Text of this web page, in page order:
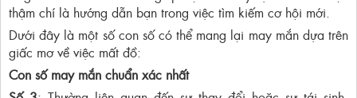
thậm chí là hướng dẫn bạn trong việc tìm kiếm cơ hội mới.
Dưới đây là một số con số có thể mang lại may mắn dựa trên
giấc mơ về việc mất đồ:
Con số may mắn chuẩn xác nhất